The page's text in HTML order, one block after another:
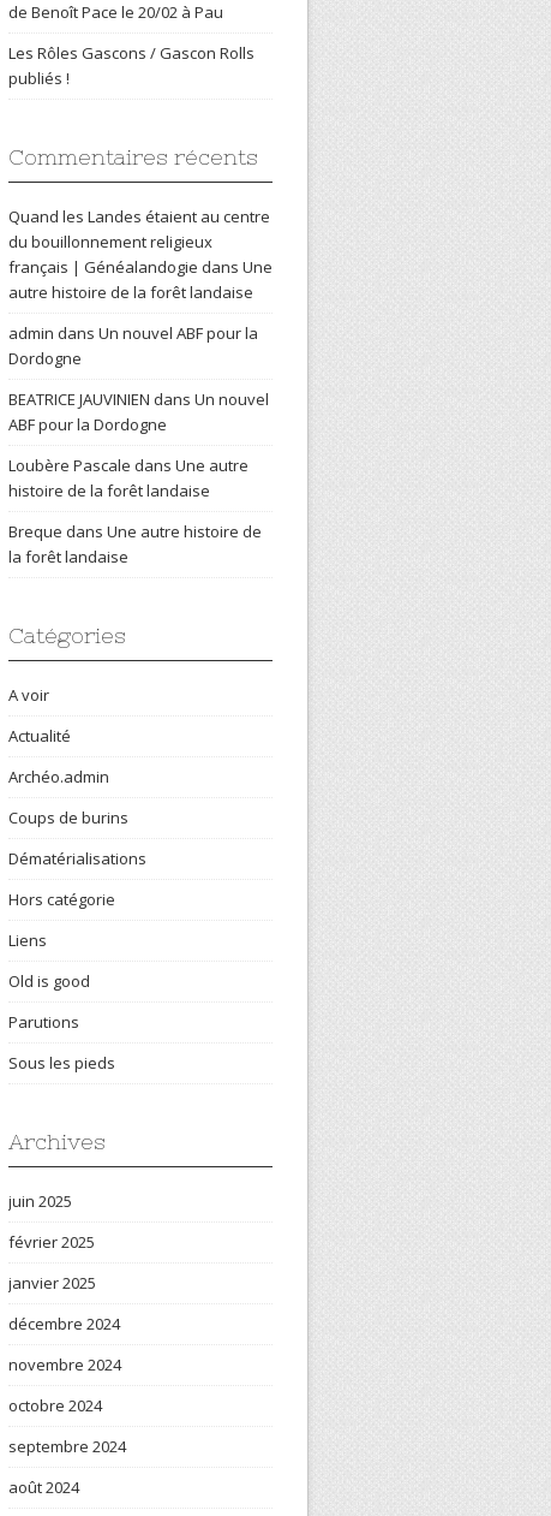
de Benoît Pace le 20/02 à Pau
Les Rôles Gascons / Gascon Rolls
publiés !
Commentaires récents
Quand les Landes étaient au centre
du bouillonnement religieux
français | Généalandogie dans Une
autre histoire de la forêt landaise
admin dans Un nouvel ABF pour la
Dordogne
BEATRICE JAUVINIEN dans Un nouvel
ABF pour la Dordogne
Loubère Pascale dans Une autre
histoire de la forêt landaise
Breque dans Une autre histoire de
la forêt landaise
Catégories
A voir
Actualité
Archéo.admin
Coups de burins
Dématérialisations
Hors catégorie
Liens
Old is good
Parutions
Sous les pieds
Archives
juin 2025
février 2025
janvier 2025
décembre 2024
novembre 2024
octobre 2024
septembre 2024
août 2024